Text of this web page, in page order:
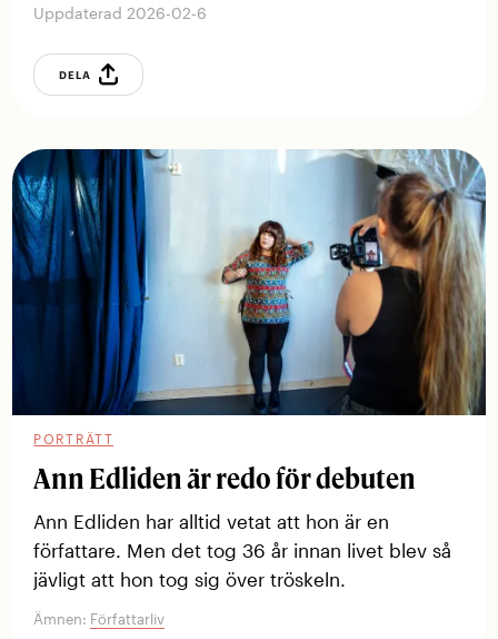
Uppdaterad 2026-02-6
DELA
PORTRÄTT
Ann Edliden är redo för debuten
Ann Edliden har alltid vetat att hon är en
författare. Men det tog 36 år innan livet blev så
jävligt att hon tog sig över tröskeln.
Ämnen: Författarliv